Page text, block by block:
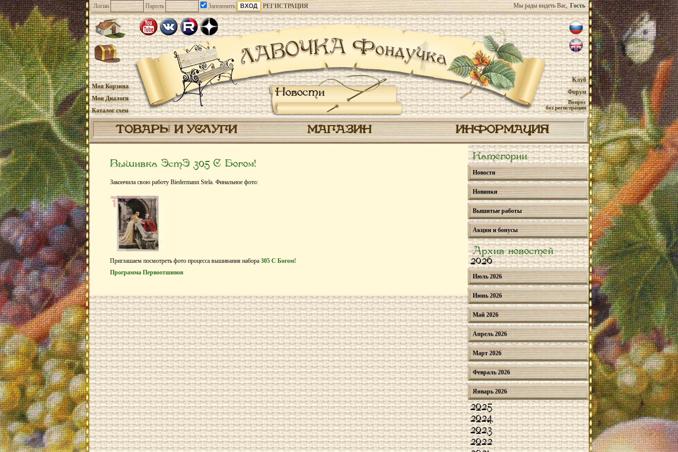
Логин Пароль Запомнить РЕГИСТРАЦИЯ Мы рады видеть Вас, Гость
Новости
Моя Корзина
Мои Диалоги
Каталог схем
Клуб
Форум
Вопрос
без регистрации
ТОВАРЫ И УСЛУГИ МАГАЗИН ИНФОРМАЦИЯ
Вышивка ЭстЭ 305 С Богом!
Закончила свою работу Biedermann Stela. Финальное фото:
Приглашаем посмотреть фото процесса вышивания набора 305 С Богом!
Программа Первоотшивов
Категории
Новости
Новинки
Вышитые работы
Акции и бонусы
Архив новостей
2026
Июль 2026
Июнь 2026
Май 2026
Апрель 2026
Март 2026
Февраль 2026
Январь 2026
2025
2024
2023
2022